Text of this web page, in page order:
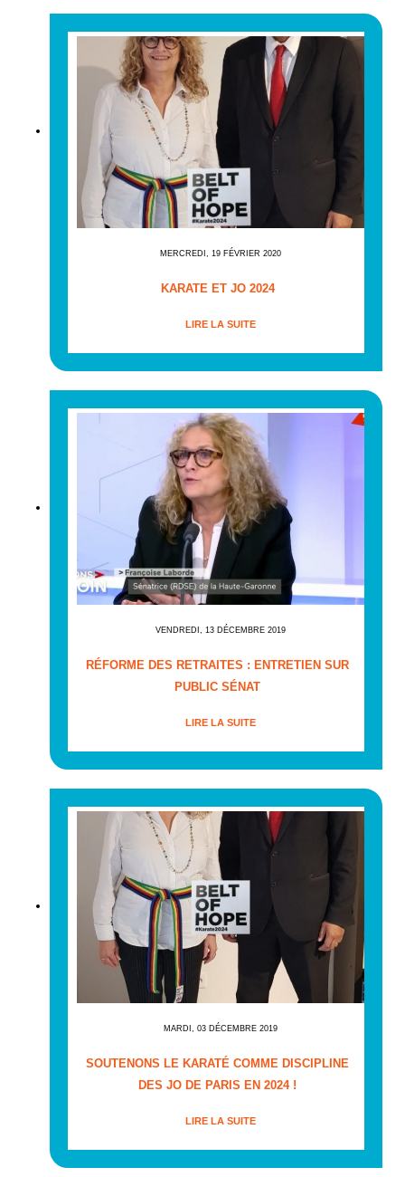
MERCREDI, 19 FÉVRIER 2020
KARATE ET JO 2024
LIRE LA SUITE
VENDREDI, 13 DÉCEMBRE 2019
RÉFORME DES RETRAITES : ENTRETIEN SUR
PUBLIC SÉNAT
LIRE LA SUITE
MARDI, 03 DÉCEMBRE 2019
SOUTENONS LE KARATÉ COMME DISCIPLINE
DES JO DE PARIS EN 2024 !
LIRE LA SUITE